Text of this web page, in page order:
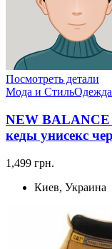
Посмотреть детали
Мода и Стиль
NEW BALANCE
кеды унисекс
1,499 грн.
Киев, Украина